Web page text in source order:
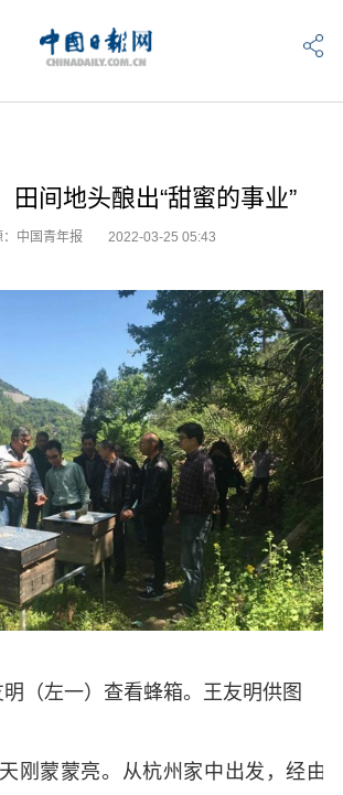
田间地头酿出“甜蜜的事业”
：中国青年报 2022-03-25 05:43
左一）查看蜂箱。王友明供图
刚蒙蒙亮。从杭州家中出发，经由